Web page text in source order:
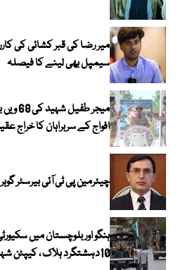
میر رضا کی قبر کشائی کی
سیمپل بھی لینے کا فیصلہ
میجر
افواج کے سربراہان کا خراج
چیئرمین پی ٹی آئی بیرسٹر
ہنگو اور بلوچستان میں
10دہشتگرد ہلاک ، کیپٹن شہید